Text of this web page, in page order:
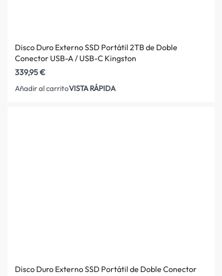
Disco Duro Externo SSD Portátil 2TB de Doble
Conector USB-A / USB-C Kingston
339,95€
Añadir al carritoVISTA RÁPIDA
Disco Duro Externo SSD Portátil de Doble Conector